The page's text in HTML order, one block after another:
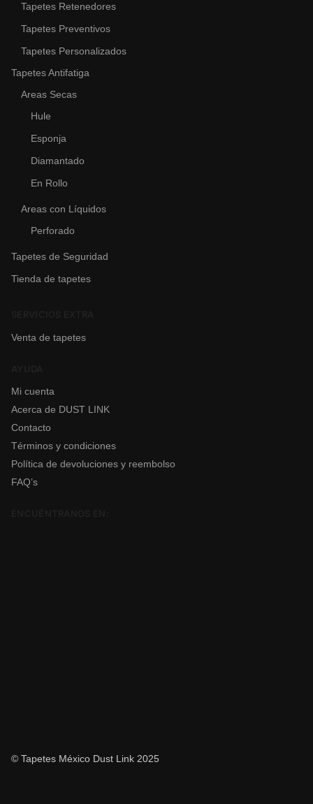
Tapetes Retenedores
Tapetes Preventivos
Tapetes Personalizados
Tapetes Antifatiga
Areas Secas
Hule
Esponja
Diamantado
En Rollo
Areas con Líquidos
Perforado
Tapetes de Seguridad
Tienda de tapetes
Venta de tapetes
Mi cuenta
Acerca de DUST LINK
Contacto
Términos y condiciones
Política de devoluciones y reembolso
FAQ’s
© Tapetes México Dust Link 2025